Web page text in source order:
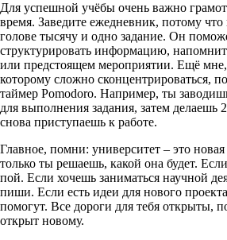
Для успешной учёбы очень важно
время. Заведите ежедневник, потому
голове тысячу и одно задание. Он
структурировать информацию,
или предстоящем мероприятии. Ещё мне,
которому сложно сконцентрироваться,
таймер Pomodoro. Например, ты
для выполнения задания, затем
снова приступаешь к работе.
Главное, помни: университет – это
только ты решаешь, какой она будет.
пой. Если хочешь заниматься научной
пиши. Если есть идеи для нового
помогут. Все дороги для тебя открыты,
открыт новому.